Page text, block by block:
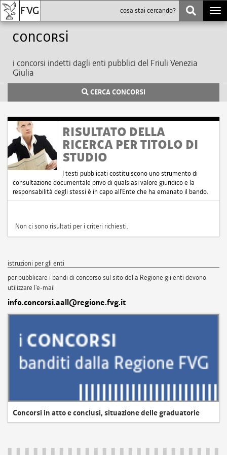
Concorsi
i concorsi indetti dagli enti pubblici del Friuli Venezia
Giulia
CERCA CONCORSI
RISULTATO DELLA
RICERCA PER TITOLO DI
STUDIO
I testi pubblicati costituiscono uno strumento di
consultazione documentale privo di qualsiasi valore giuridico e la
responsabilità degli stessi è in capo all'Ente che ha emanato il bando.
Non ci sono risultati per i criteri richiesti.
istruzioni per gli enti
per pubblicare i bandi di concorso sul sito della Regione gli enti devono
utilizzare l'e-mail
info.concorsi.aall@regione.fvg.it
Concorsi in atto e conclusi, situazione delle graduatorie